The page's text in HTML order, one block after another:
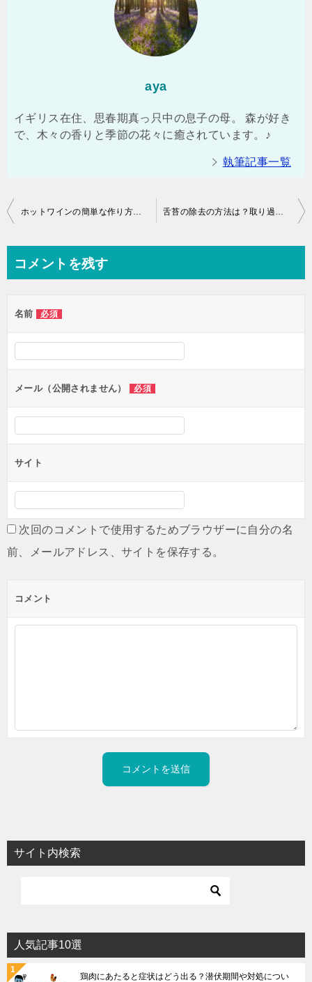
aya
イギリス在住、思春期真っ只中の息子の母。 森が好き
で、木々の香りと季節の花々に癒されています。♪
執筆記事一覧
投
ビ
ー
シ
ン
ホットワインの簡単な作り方、美容と健康にもいいってホント？ 舌苔の除去の方法は？取り過ぎには注意！
コメントを残す
名前 必須
メール（公開されません） 必須
サイト
次回のコメントで使用するためブラウザーに自分の名
前、メールアドレス、サイトを保存する。
コメント
サイト内検索
人気記事10選
鶏肉にあたると症状はどう出る？潜伏期間や対処につい